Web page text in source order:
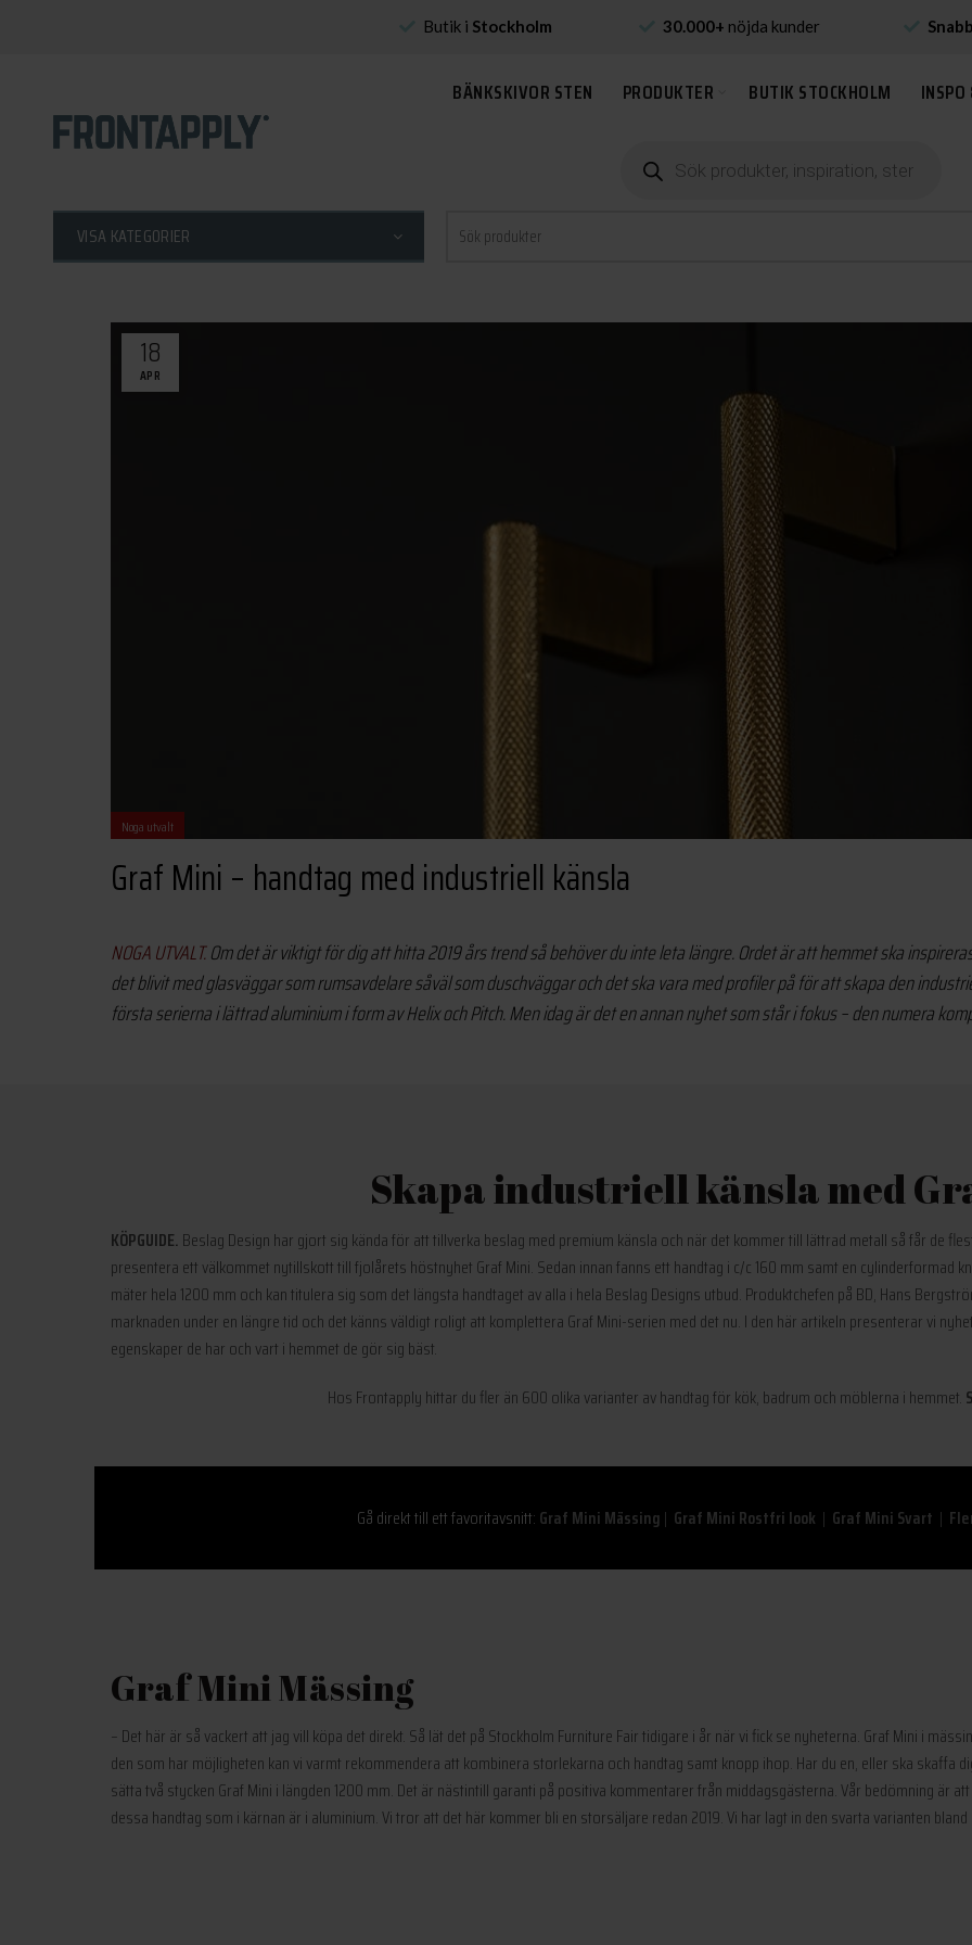
BÄNKSKIVOR STEN PRODUKTER BUTIK STOCKHOLM
VISA KATEGORIER
efter:
18
APR
Noga utvalt
Graf Mini – handtag med industriell känsla
NOGA UTVALT.Om det är viktigt för dig att hitta 2019 års trend så behöver du inte leta längre. Ordet är att hemmet ska
det blivit med glasväggar som rumsavdelare såväl som duschväggar och det ska vara med profiler på för att skapa den
första serierna i lättrad aluminium i form av Helix och Pitch. Men idag är det en annan nyhet som står i fokus – den numera
Skapa industriell känsla med
KÖPGUIDE. Beslag Design har gjort sig kända för att tillverka beslag med premium känsla och när det kommer till lättrad metall så får de
presentera ett välkommet nytillskott till fjolårets höstnyhet Graf Mini. Sedan innan fanns ett handtag i c/c 160 mm samt en cylinderformad
mäter hela 1200 mm och kan titulera sig som det längsta handtaget av alla i hela Beslag Designs utbud. Produktchefen på BD, Hans
marknaden under en längre tid och det känns väldigt roligt att komplettera Graf Mini-serien med det nu. I den här artikeln presenterar vi
egenskaper de har och vart i hemmet de gör sig bäst.
Hos Frontapply hittar du fler än 600 olika varianter av handtag för kök, badrum och möblerna i hemmet.
Gå direkt till ett favoritavsnitt: Graf Mini Mässing | Graf Mini Rostfri look | Graf Mini Svart |
Graf Mini Mässing
– Det här är så vackert att jag vill köpa det direkt. Så lät det på Stockholm Furniture Fair tidigare i år när vi fick se nyheterna. Graf Mini i
den som har möjligheten kan vi varmt rekommendera att kombinera storlekarna och handtag samt knopp ihop. Har du en, eller ska skaffa
sätta två stycken Graf Mini i längden 1200 mm. Det är nästintill garanti på positiva kommentarer från middagsgästerna. Vår bedömning är
dessa handtag som i kärnan är i aluminium. Vi tror att det här kommer bli en storsäljare redan 2019. Vi har lagt in den svarta varianten
Butik i Stockholm 30.000+ nöjda kunder